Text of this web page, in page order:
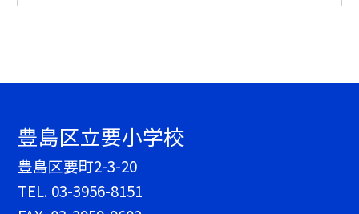
豊島区立要小学校
豊島区要町2-3-20
TEL. 03-3956-8151